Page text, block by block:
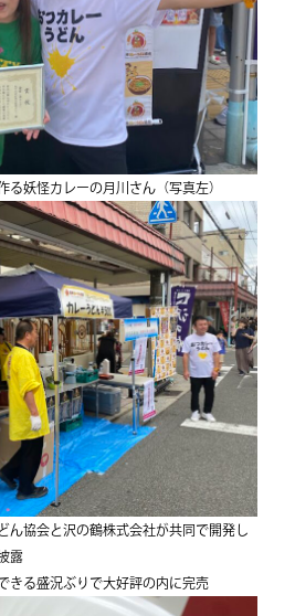
る妖怪カレーの月川さん（写真左）
ん協会と沢の鶴株式会社が共同で開発し
露
きる盛況ぶりで大好評の内に完売